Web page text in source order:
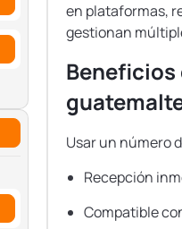
en plataformas,
gestionan
Usar un número
Recepción
Compatible